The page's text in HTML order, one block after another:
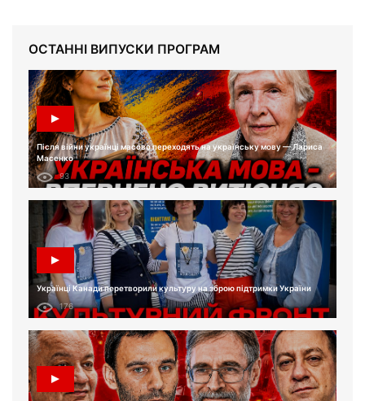
ОСТАННІ ВИПУСКИ ПРОГРАМ
Після війни українці масово переходять на українську мову — Лариса
Масенко
93
Українці Канади перетворили культуру на зброю підтримки України
176